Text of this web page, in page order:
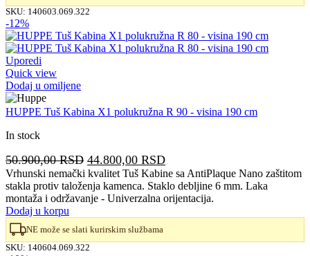
SKU: 140603.069.322
-12%
Uporedi
Quick view
Dodaj u omiljene
HUPPE Tuš Kabina X1 polukružna R 90 - visina 190 cm
In stock
50.900,00RSD Originalna
cena
je
bila:
50.900,00 RSD.
44.800,00 RSDTrenutna
cena
je:
44.800,00 RSD.
Vrhunski nemački kvalitet Tuš Kabine sa AntiPlaque Nano zaštitom
stakla protiv taloženja kamenca. Staklo debljine 6 mm. Laka
montaža i održavanje - Univerzalna orijentacija.
Dodaj u korpu
NE može se slati kurirskim službama
SKU: 140604.069.322